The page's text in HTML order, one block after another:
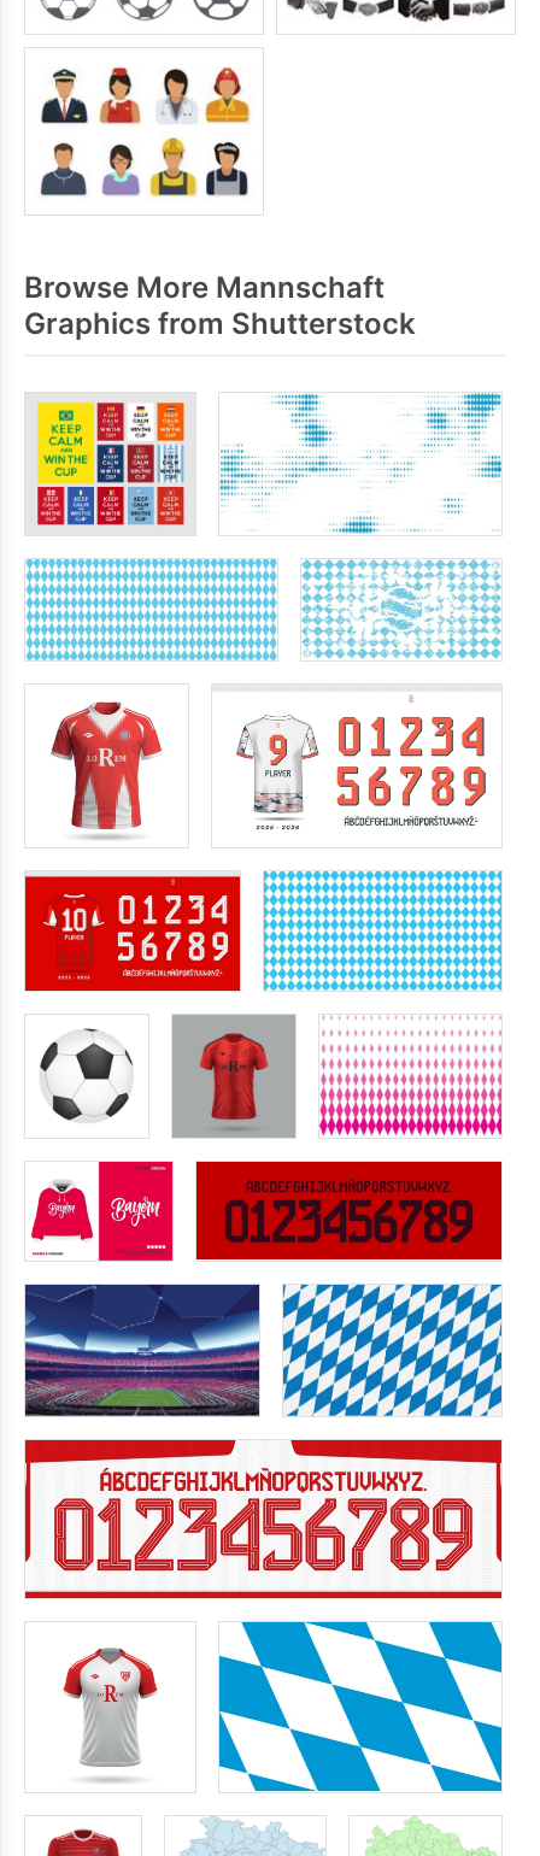
Browse More Mannschaft
Graphics from Shutterstock